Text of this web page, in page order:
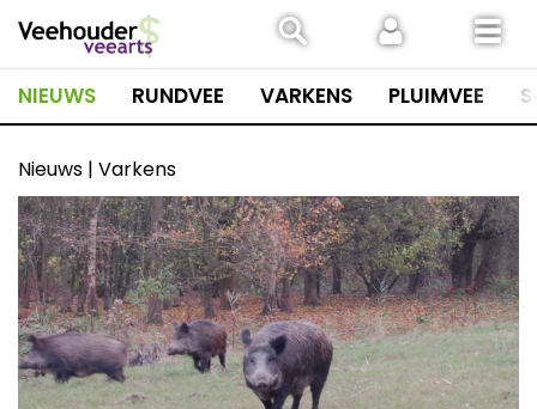
naar
inhoud
NIEUWS RUNDVEE VARKENS PLUIMVEE
Nieuws | Varkens